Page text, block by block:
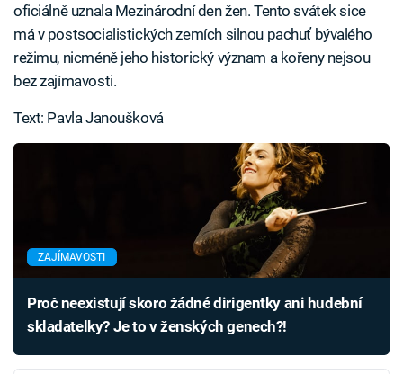
oficiálně uznala Mezinárodní den žen. Tento svátek sice
má v postsocialistických zemích silnou pachuť bývalého
režimu, nicméně jeho historický význam a kořeny nejsou
bez zajímavosti.
Text: Pavla Janoušková
ZAJÍMAVOSTI
Proč neexistují skoro žádné dirigentky ani hudební
skladatelky? Je to v ženských genech?!